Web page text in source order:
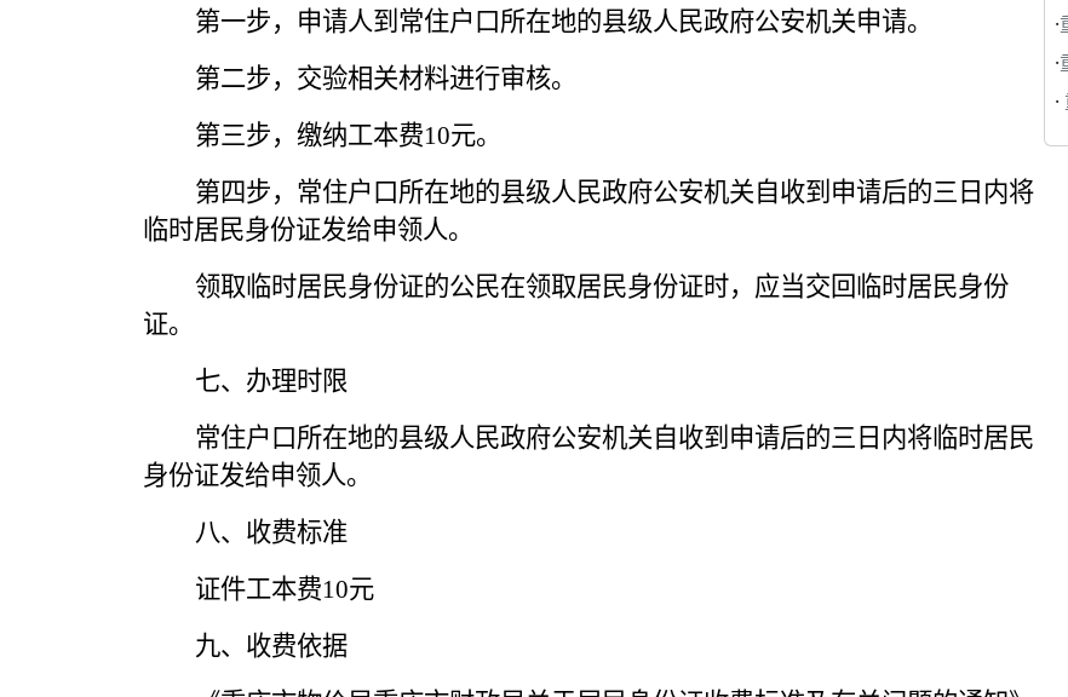
第一步， 申请人到常住户口所在地的县级人民政府公安机关申请。
第二步， 交验相关材料进行审核。
第三步，缴纳工本费10元。
第四步，常住户口所在地的县级人民政府公安机关自收到申请后的三日内将
临时居民身份证发给申领人。
领取临时居民身份证的公民在领取居民身份证时，应当交回临时居民身份
证。
七、办理时限
常住户口所在地的县级人民政府公安机关自收到申请后的三日内将临时居民
身份证发给申领人。
八、收费标准
证件工本费10元
九、收费依据
·
·
·